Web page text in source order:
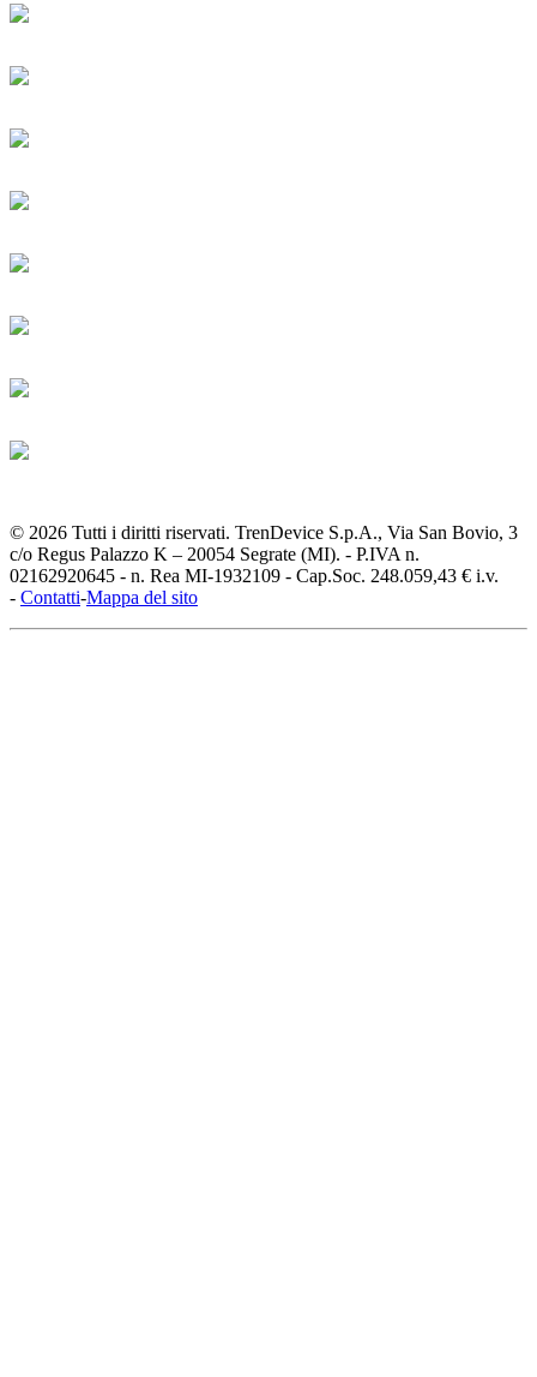
© 2026 Tutti i diritti riservati. TrenDevice S.p.A., Via San Bovio, 3
c/o Regus Palazzo K – 20054 Segrate (MI). - P.IVA n.
02162920645 - n. Rea MI-1932109 - Cap.Soc. 248.059,43 € i.v.
- Contatti-Mappa del sito